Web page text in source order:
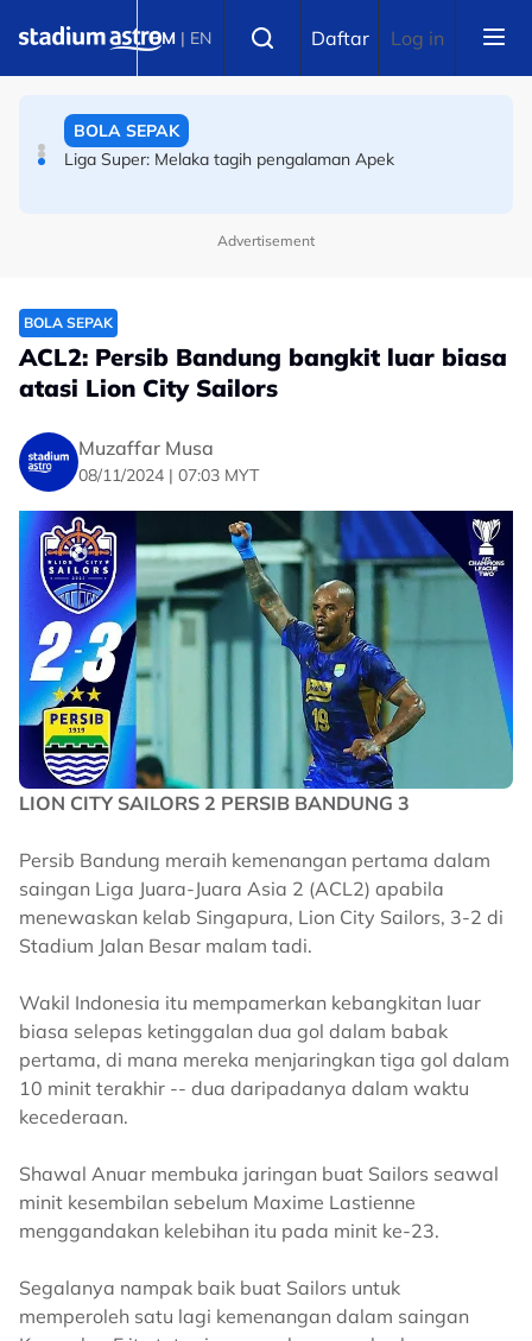
BM | EN Daftar Log in
Badminton Dunia BWF: Malaysia harus berdepan realiti
BOLA SEPAK
Liga Super: Melaka tagih pengalaman Apek
Advertisement
BOLA SEPAK
ACL2: Persib Bandung bangkit luar biasa
atasi Lion City Sailors
Muzaffar Musa
08/11/2024 | 07:03 MYT
LION CITY SAILORS 2 PERSIB BANDUNG 3
Persib Bandung meraih kemenangan pertama dalam
saingan Liga Juara-Juara Asia 2 (ACL2) apabila
menewaskan kelab Singapura, Lion City Sailors, 3-2 di
Stadium Jalan Besar malam tadi.
Wakil Indonesia itu mempamerkan kebangkitan luar
biasa selepas ketinggalan dua gol dalam babak
pertama, di mana mereka menjaringkan tiga gol dalam
10 minit terakhir -- dua daripadanya dalam waktu
kecederaan.
Shawal Anuar membuka jaringan buat Sailors seawal
minit kesembilan sebelum Maxime Lastienne
menggandakan kelebihan itu pada minit ke-23.
Segalanya nampak baik buat Sailors untuk
memperoleh satu lagi kemenangan dalam saingan